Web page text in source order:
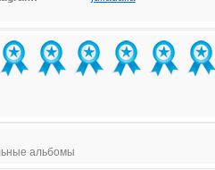
альбомы